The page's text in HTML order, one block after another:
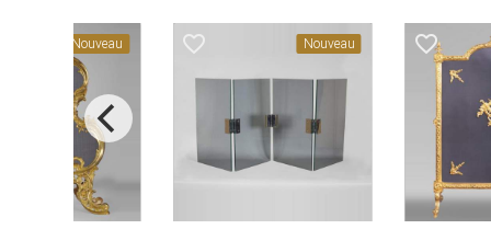
favorite_border Nouveau favorite_border
Nouveau